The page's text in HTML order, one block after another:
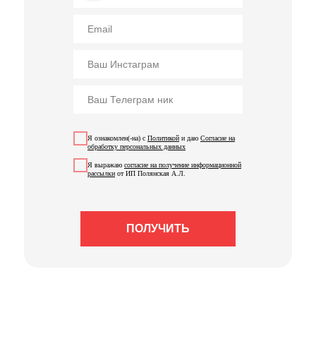
Я ознакомлен(-на) с Политикой и даю Согласие на
обработку персональных данных
Я выражаю согласие на получение информационной
рассылки от ИП Полянская А.Л.
ПОЛУЧИТЬ